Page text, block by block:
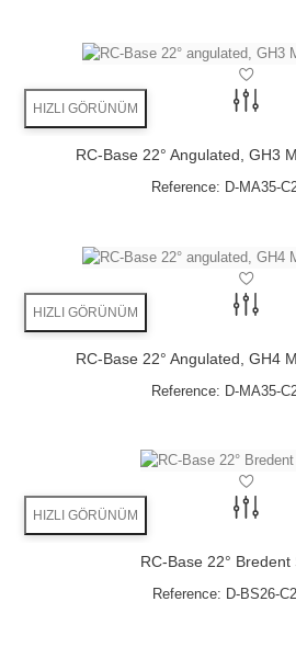
HIZLI GÖRÜNÜM
RC-Base 22° Angulated, GH3
Reference: D-MA35-
HIZLI GÖRÜNÜM
RC-Base 22° Angulated, GH4
Reference: D-MA35-
HIZLI GÖRÜNÜM
RC-Base 22° Bredent
Reference: D-BS26-